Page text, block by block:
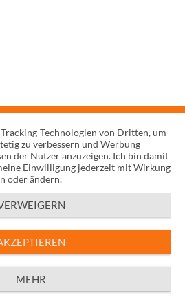
Technologien von Dritten, um
zu verbessern und Werbung
der Nutzer anzuzeigen. Ich bin damit
Einwilligung jederzeit mit Wirkung
oder ändern.
MEHR